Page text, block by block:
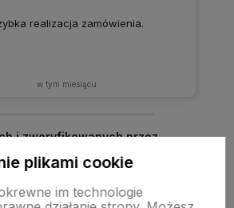
realizacja zamówienia.
w tym miesiącu
i zweryfikowanych przez
plikami cookie
im technologie